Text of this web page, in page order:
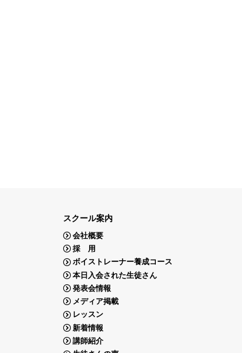
スクール案内
会社概要
採 用
ボイストレーナー養成コース
本日入会された生徒さん
発表会情報
メディア掲載
レッスン
新着情報
講師紹介